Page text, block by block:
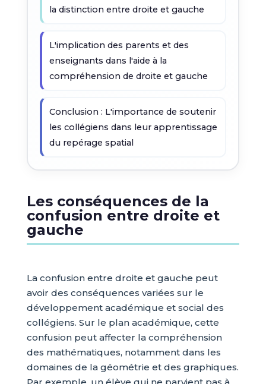
la distinction entre droite et gauche
L'implication des parents et des
enseignants dans l'aide à la
compréhension de droite et gauche
Conclusion : L'importance de soutenir
les collégiens dans leur apprentissage
du repérage spatial
Les conséquences de la
confusion entre droite et
gauche
La confusion entre droite et gauche peut
avoir des conséquences variées sur le
développement académique et social des
collégiens. Sur le plan académique, cette
confusion peut affecter la compréhension
des mathématiques, notamment dans les
domaines de la géométrie et des graphiques.